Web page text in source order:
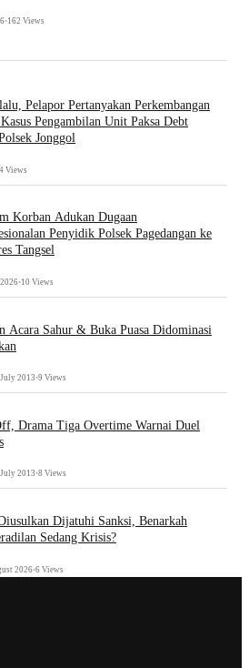
•162 Views
Pelapor Pertanyakan Perkembangan
Pengambilan Unit Paksa Debt
Jonggol
Views
Korban Adukan Dugaan
Penyidik Polsek Pagedangan ke
Tangsel
•10 Views
Acara Sahur & Buka Puasa Didominasi
July 2013 •9 Views
Drama Tiga Overtime Warnai Duel
July 2013 •8 Views
Dijatuhi Sanksi, Benarkah
Sedang Krisis?
2026•6 Views